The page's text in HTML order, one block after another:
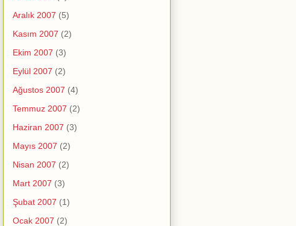
Aralık 2007 (5)
Kasım 2007 (2)
Ekim 2007 (3)
Eylül 2007 (2)
Ağustos 2007 (4)
Temmuz 2007 (2)
Haziran 2007 (3)
Mayıs 2007 (2)
Nisan 2007 (2)
Mart 2007 (3)
Şubat 2007 (1)
Ocak 2007 (2)